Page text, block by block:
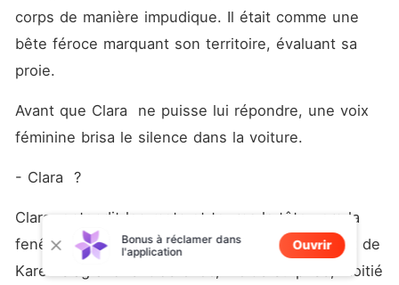
corps de manière impudique. Il était comme une
bête féroce marquant son territoire, évaluant sa
proie.
Avant que Clara  ne puisse lui répondre, une voix
féminine brisa le silence dans la voiture.
- Clara  ?
Clara  entendit les mots et tourna la tête vers la
fenêtre de la voiture à moitié ouverte. Les yeux de
Karen s'agrandirent de choc, moitié surprise, moitié
Bonus à réclamer dans
l'application
Ouvrir